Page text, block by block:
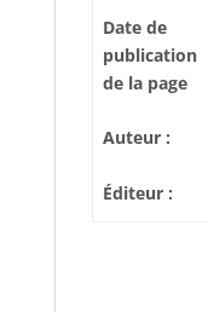
Date de
publication
de la page
Auteur :
Éditeur :